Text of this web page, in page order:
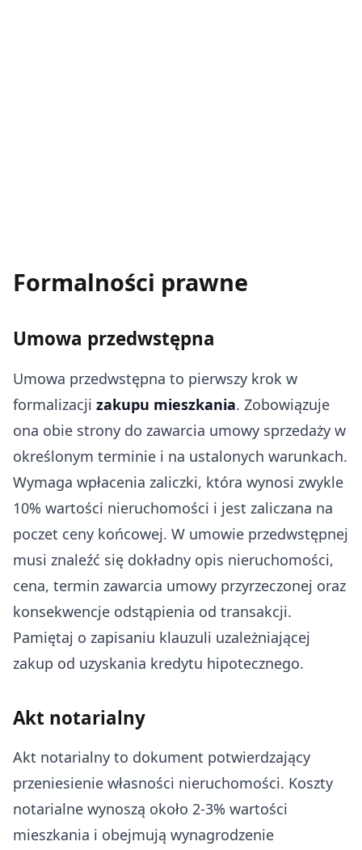
Formalności prawne
Umowa przedwstępna
Umowa przedwstępna to pierwszy krok w
formalizacji zakupu mieszkania. Zobowiązuje
ona obie strony do zawarcia umowy sprzedaży w
określonym terminie i na ustalonych warunkach.
Wymaga wpłacenia zaliczki, która wynosi zwykle
10% wartości nieruchomości i jest zaliczana na
poczet ceny końcowej. W umowie przedwstępnej
musi znaleźć się dokładny opis nieruchomości,
cena, termin zawarcia umowy przyrzeczonej oraz
konsekwencje odstąpienia od transakcji.
Pamiętaj o zapisaniu klauzuli uzależniającej
zakup od uzyskania kredytu hipotecznego.
Akt notarialny
Akt notarialny to dokument potwierdzający
przeniesienie własności nieruchomości. Koszty
notarialne wynoszą około 2-3% wartości
mieszkania i obejmują wynagrodzenie